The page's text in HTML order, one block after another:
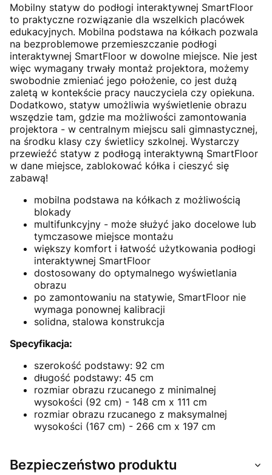
Mobilny statyw do podłogi interaktywnej SmartFloor
to praktyczne rozwiązanie dla wszelkich placówek
edukacyjnych. Mobilna podstawa na kółkach pozwala
na bezproblemowe przemieszczanie podłogi
interaktywnej SmartFloor w dowolne miejsce. Nie jest
więc wymagany trwały montaż projektora, możemy
swobodnie zmieniać jego położenie, co jest dużą
zaletą w kontekście pracy nauczyciela czy opiekuna.
Dodatkowo, statyw umożliwia wyświetlenie obrazu
wszędzie tam, gdzie ma możliwości zamontowania
projektora - w centralnym miejscu sali gimnastycznej,
na środku klasy czy świetlicy szkolnej. Wystarczy
przewieźć statyw z podłogą interaktywną SmartFloor
w dane miejsce, zablokować kółka i cieszyć się
zabawą!
mobilna podstawa na kółkach z możliwością
blokady
multifunkcyjny - może służyć jako docelowe lub
tymczasowe miejsce montażu
większy komfort i łatwość użytkowania podłogi
interaktywnej SmartFloor
dostosowany do optymalnego wyświetlania
obrazu
po zamontowaniu na statywie, SmartFloor nie
wymaga ponownej kalibracji
solidna, stalowa konstrukcja
Specyfikacja:
szerokość podstawy: 92 cm
długość podstawy: 45 cm
rozmiar obrazu rzucanego z minimalnej
wysokości (92 cm) - 148 cm x 111 cm
rozmiar obrazu rzucanego z maksymalnej
wysokości (167 cm) - 266 cm x 197 cm
Bezpieczeństwo produktu